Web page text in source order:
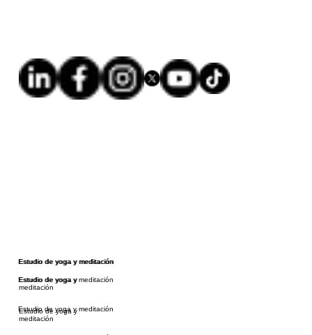
Estudio de yoga y meditación
Estudio de yoga y meditación
Estudio de yoga y
Estudio de yoga y